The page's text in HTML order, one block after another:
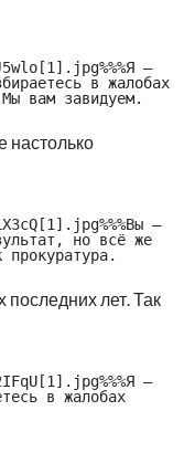
—
в жалобах
вам завидуем.
настолько
—
но всё же
лет. Так
—
в жалобах